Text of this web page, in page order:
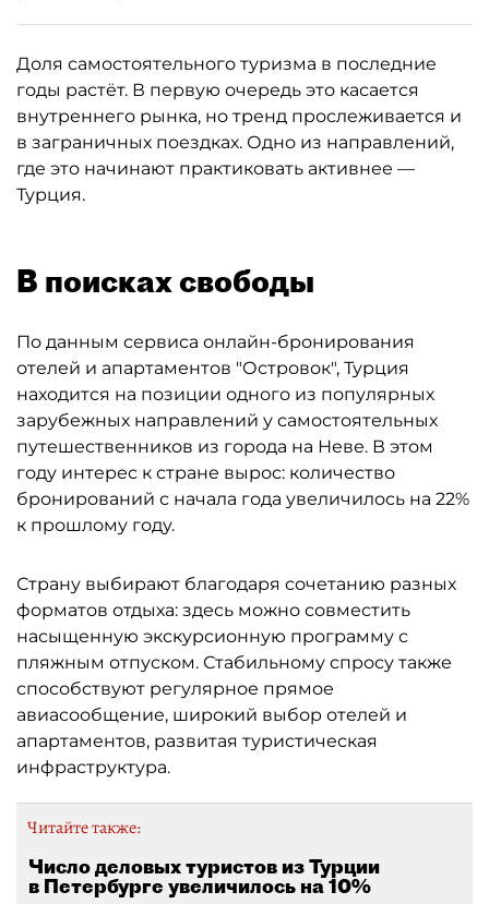
Доля самостоятельного туризма в последние
годы растёт. В первую очередь это касается
внутреннего рынка, но тренд прослеживается и
в заграничных поездках. Одно из направлений,
где это начинают практиковать активнее —
Турция.
В поисках свободы
По данным сервиса онлайн-бронирования
отелей и апартаментов "Островок", Турция
находится на позиции одного из популярных
зарубежных направлений у самостоятельных
путешественников из города на Неве. В этом
году интерес к стране вырос: количество
бронирований с начала года увеличилось на 22%
к прошлому году.
Страну выбирают благодаря сочетанию разных
форматов отдыха: здесь можно совместить
насыщенную экскурсионную программу с
пляжным отпуском. Стабильному спросу также
способствуют регулярное прямое
авиасообщение, широкий выбор отелей и
апартаментов, развитая туристическая
инфраструктура.
Читайте также:
Число деловых туристов из Турции
в Петербурге увеличилось на 10%